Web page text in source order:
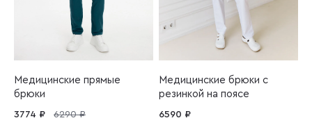
Медицинские прямые
брюки
3774 ₽ 6290 ₽
Медицинские брюки с
резинкой на поясе
6590 ₽